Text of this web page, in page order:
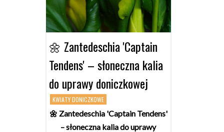
🌼 Zantedeschia 'Captain
Tendens' – słoneczna kalia
do uprawy doniczkowej
KWIATY DONICZKOWE
🌼 Zantedeschia 'Captain Tendens'
– słoneczna kalia do uprawy